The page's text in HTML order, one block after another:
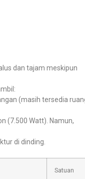
dan tajam meskipun
(masih tersedia
(7.500 Watt). Namun,
di dinding.
Satuan